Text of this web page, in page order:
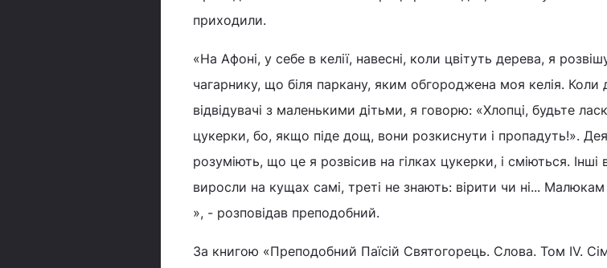
приходили.
«На Афоні, у себе в келії, навесні, коли цвітуть дерева, я
чагарнику, що біля паркану, яким обгороджена моя келія.
відвідувачі з маленькими дітьми, я говорю: «Хлопці, будьте
цукерки, бо, якщо піде дощ, вони розкиснути і пропадуть!».
розуміють, що це я розвісив на гілках цукерки, і сміються.
виросли на кущах самі, треті не знають: вірити чи ні... Малюкам
», - розповідав преподобний.
За книгою «Преподобний Паїсій Святогорець. Слова. Том IV.